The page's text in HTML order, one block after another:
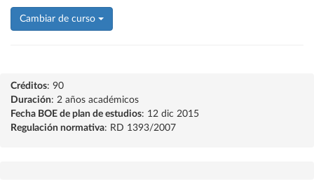
Cambiar de curso
Créditos: 90
Duración: 2 años académicos
Fecha BOE de plan de estudios: 12 dic 2015
Regulación normativa: RD 1393/2007